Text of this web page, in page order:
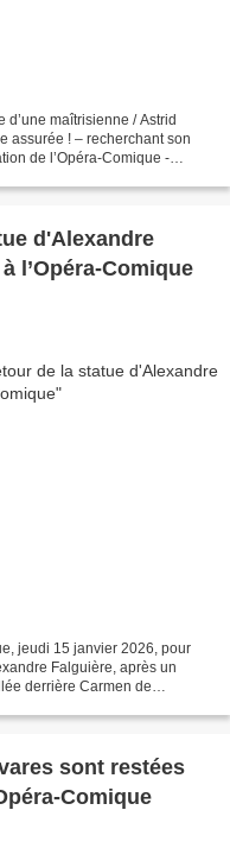
maîtrisienne / Astrid
assurée ! – recherchant son
de l’Opéra-Comique -
d'Alexandre
l’Opéra-Comique
jeudi 15 janvier 2026, pour
Falguière, après un
derrière Carmen de
sont restées
Comique